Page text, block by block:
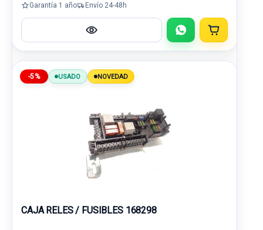
Garantía 1 año Envío 24-48h
-5% USADO NOVEDAD
CAJA RELES / FUSIBLES 168298